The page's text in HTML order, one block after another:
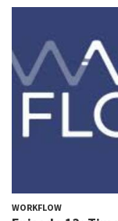
WORKFLOW